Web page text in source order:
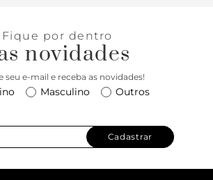
Fique por dentro
novidades
seu e-mail e receba as novidades!
Masculino Outros
Cadastrar